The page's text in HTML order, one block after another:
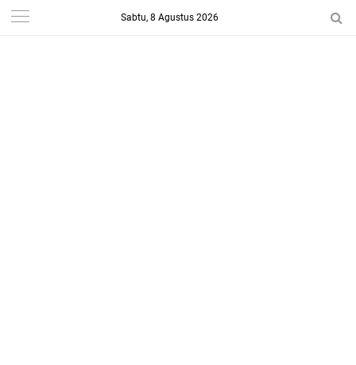
Sabtu, 8 Agustus 2026